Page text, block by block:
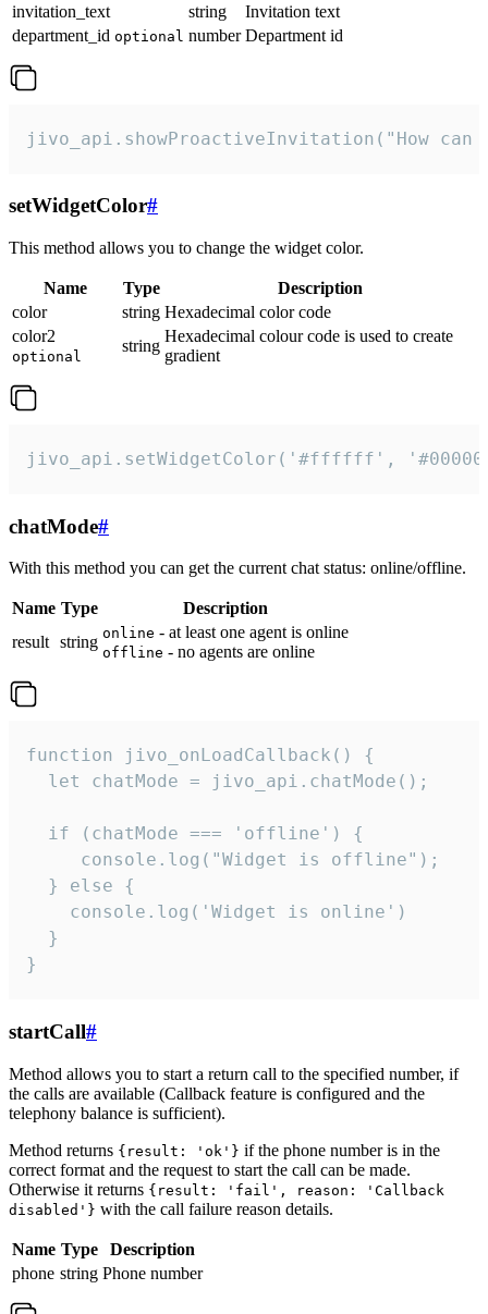
invitation_text
string
Invitation text
department_id optional number Department id
jivo_api.showProactiveInvitation("How
setWidgetColor#
This method allows you to change the widget color.
Name Type
Description
color
string Hexadecimal color code
color2
optional
string
Hexadecimal colour code is used to create
gradient
jivo_api.setWidgetColor('#ffffff',
chatMode#
With this method you can get the current chat status: online/offline.
Name Type
Description
result string online - at least one agent is online
offline - no agents are online
function jivo_onLoadCallback() {
  let chatMode = jivo_api.chatMode();
  if (chatMode === 'offline') {
     console.log("Widget is offline");
  } else {
    console.log('Widget is online')
  }
}
startCall#
Method allows you to start a return call to the specified number, if
the calls are available (Callback feature is configured and the
telephony balance is sufficient).
Method returns {result: 'ok'} if the phone number is in the
correct format and the request to start the call can be made.
Otherwise it returns {result: 'fail', reason: 'Callback
disabled'} with the call failure reason details.
Name Type
Description
phone string Phone number